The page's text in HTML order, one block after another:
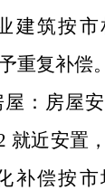
建筑按
重复补偿。
：房屋
就近安置
补偿按